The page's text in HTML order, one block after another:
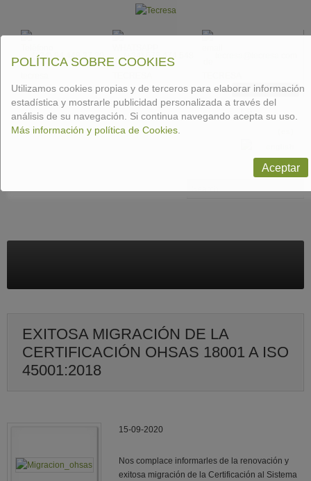
(+34) 94 448 37 30 (+34) 678 474 548
CONTACT US
EXITOSA MIGRACIÓN DE LA
CERTIFICACIÓN OHSAS 18001 A ISO
45001:2018
15-09-2020
Nos complace informarles de la renovación y
exitosa migración de la Certificación al Sistema
POLÍTICA SOBRE COOKIES
Utilizamos cookies propias y de terceros para elaborar información
estadística y mostrarle publicidad personalizada a través del
análisis de su navegación. Si continua navegando acepta su uso.
Más información y política de Cookies
Aceptar